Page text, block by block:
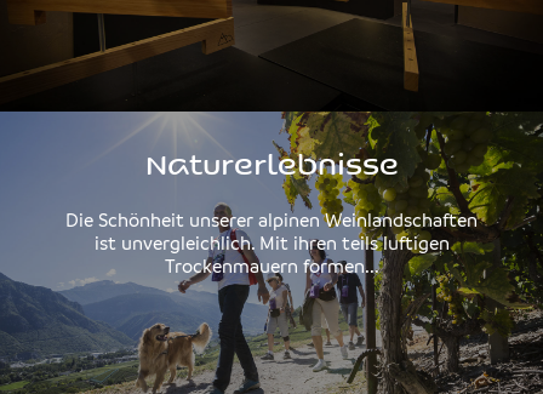
Naturerlebnisse
Die Schönheit unserer alpinen Weinlandschaften
ist unvergleichlich. Mit ihren teils luftigen
Trockenmauern formen...